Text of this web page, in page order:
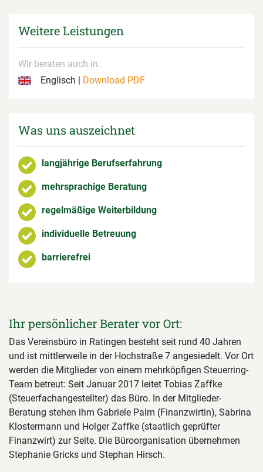
Weitere Leistungen
Wir beraten auch in:
Englisch |
Download PDF
Was uns auszeichnet
langjährige Berufserfahrung
mehrsprachige Beratung
regelmäßige Weiterbildung
individuelle Betreuung
barrierefrei
Ihr persönlicher Berater vor Ort:
Das Vereinsbüro in Ratingen besteht seit rund 40 Jahren
und ist mittlerweile in der Hochstraße 7 angesiedelt. Vor Ort
werden die Mitglieder von einem mehrköpfigen Steuerring-
Team betreut: Seit Januar 2017 leitet Tobias Zaffke
(Steuerfachangestellter) das Büro. In der Mitglieder-
Beratung stehen ihm Gabriele Palm (Finanzwirtin), Sabrina
Klostermann und Holger Zaffke (staatlich geprüfter
Finanzwirt) zur Seite. Die Büroorganisation übernehmen
Stephanie Gricks und Stephan Hirsch.